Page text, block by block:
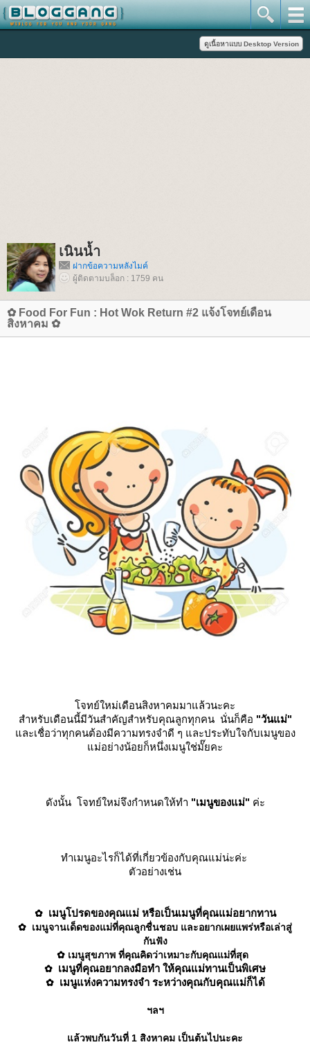
เนินน้ำ
ฝากข้อความหลังไมค์
ผู้ติดตามบล็อก : 1759 คน
✿ Food For Fun : Hot Wok Return #2 แจ้งโจทย์เดือน
สิงหาคม ✿
จทย์ใหม่เดือนสิงหาคมมาแล้วนะคะ
สำหรับเดือนนี้มีวันสำคัญสำหรับคุณลูกทุกคน นั่นก็คือ "วันแม่"
ละเชื่อว่าทุกคนต้องมีความทรงจำดี ๆ และประทับใจกับเมนูของ
ม่อย่างน้อยก็หนึ่งเมนูใช่มั๊ยคะ
ดังนั้น โจทย์ใหม่จึงกำหนดให้ทำ "เมนูของแม่"ค่ะ
ทำเมนูอะไรก็ได้ที่เกี่ยวข้องกับคุณแม่น่ะค่ะ
ตัวอย่างเช่น
✿ เมนูโปรดของคุณแม่ หรือเป็นเมนูที่คุณแม่อยากทาน
✿ เมนูจานเด็ดของแม่ที่คุณลูกชื่นชอบ และอยากเผยแพร่หรือเล่าสู่
กันฟัง
✿เมนูสุขภาพ ที่คุณคิดว่าเหมาะกับคุณแม่ที่สุด
✿ เมนูที่คุณอยากลงมือทำ ให้คุณแม่ทานเป็นพิเศษ
✿ เมนูแห่งความทรงจำ ระหว่างคุณกับคุณแม่ก็ได้
ฯลฯ
ล้วพบกันวันที่ 1 สิงหาคม เป็นต้นไปนะคะ